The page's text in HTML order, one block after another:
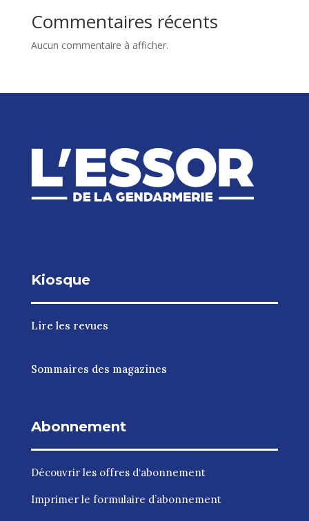
Commentaires récents
Aucun commentaire à afficher.
Kiosque
Lire les revues
Sommaires des magazines
Abonnement
Découvrir les offres d‘abonnement
Imprimer le formulaire d’abonnement